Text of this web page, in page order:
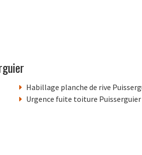
Habillage planche de rive
Urgence fuite toiture Puisserguier